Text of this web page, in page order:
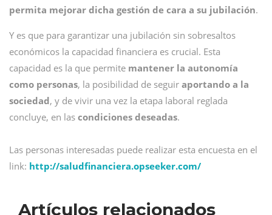
permita mejorar dicha gestión de cara a su jubilación.
Y es que para garantizar una jubilación sin sobresaltos
económicos la capacidad financiera es crucial. Esta
capacidad es la que permite mantener la autonomía
como personas, la posibilidad de seguir aportando a la
sociedad, y de vivir una vez la etapa laboral reglada
concluye, en las condiciones deseadas.
Las personas interesadas puede realizar esta encuesta en el
link: http://saludfinanciera.opseeker.com/
Artículos relacionados